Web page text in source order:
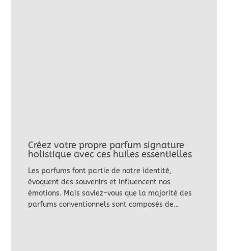
Créez votre propre parfum signature
holistique avec ces huiles essentielles
Les parfums font partie de notre identité,
évoquent des souvenirs et influencent nos
émotions. Mais saviez-vous que la majorité des
parfums conventionnels sont composés de…